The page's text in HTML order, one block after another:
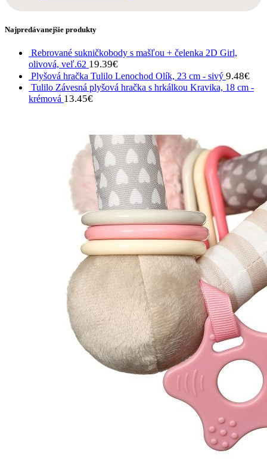
Najpredávanejšie produkty
Rebrované sukničkobody s mašľou + čelenka 2D Girl,
olivová, veľ.62 19.39€
Plyšová hračka Tulilo Lenochod Olík, 23 cm - sivý 9.48€
Tulilo Závesná plyšová hračka s hrkálkou Kravika, 18 cm -
krémová 13.45€